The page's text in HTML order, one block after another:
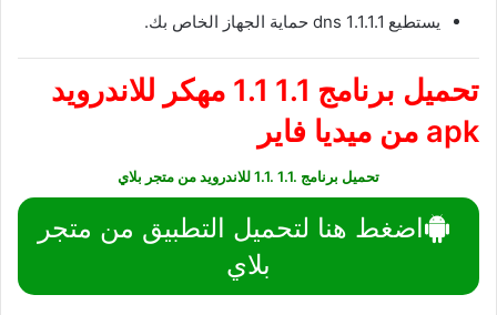
يستطيع 1.1.1.1 dns حماية الجهاز الخاص بك.
تحميل برنامج 1.1 1.1 مهكر للاندرويد
apk من ميديا فاير
تحميل برنامج .1.1 .1.1 للاندرويد من متجر بلاي
اضغط هنا لتحميل التطبيق من متجر
بلاي